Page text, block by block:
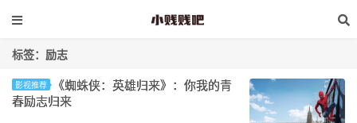
标签：励志
影视推荐
《蜘蛛侠：英雄归来》：你我的青
春励志归来